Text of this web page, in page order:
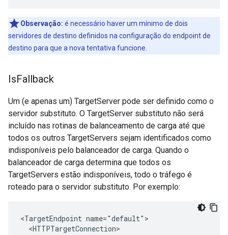
Observação: é necessário haver um mínimo de dois
servidores de destino definidos na configuração do endpoint de
destino para que a nova tentativa funcione.
IsFallback
Um (e apenas um) TargetServer pode ser definido como o
servidor substituto. O TargetServer substituto não será
incluído nas rotinas de balanceamento de carga até que
todos os outros TargetServers sejam identificados como
indisponíveis pelo balanceador de carga. Quando o
balanceador de carga determina que todos os
TargetServers estão indisponíveis, todo o tráfego é
roteado para o servidor substituto. Por exemplo:
<TargetEndpoint name="default">
  <HTTPTargetConnection>